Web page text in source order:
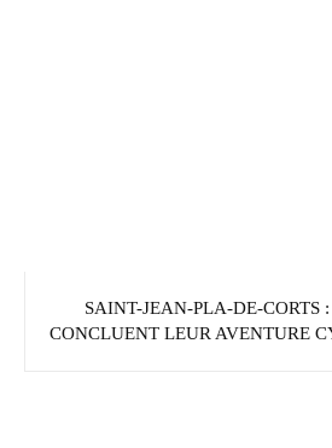
SAINT-JEAN-PLA-DE-CORTS
CONCLUENT LEUR AVENTURE